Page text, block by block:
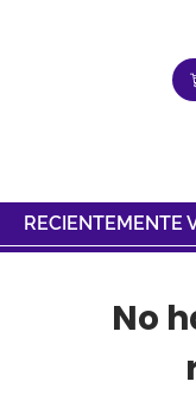
RECIENTEMENTE
No